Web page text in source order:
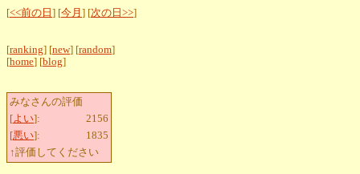
[<<前の日 ] [今月 ] [次の日>>]
[ranking] [new] [random]
[home] [blog]
みなさんの評価
[よい]:
2156
[悪い]:
1835
↑評価してください